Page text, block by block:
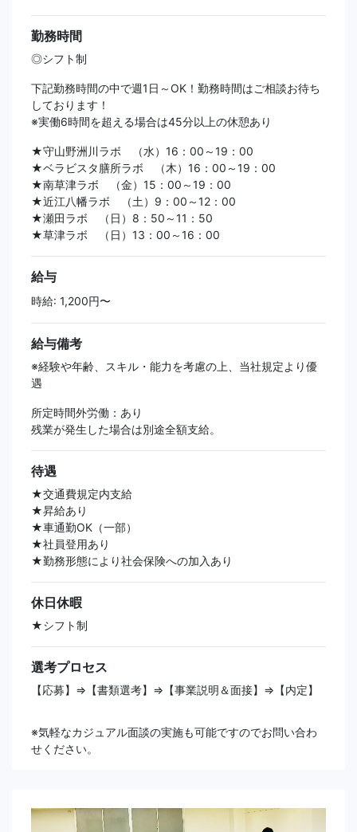
勤務時間
◎シフト制
下記勤務時間の中で週1日～OK！勤務時間はご相談お待ち
しております！
※実働6時間を超える場合は45分以上の休憩あり
★守⼭野洲川ラボ （水）16：00～19：00
★ベラビスタ膳所ラボ （木）16：00～19：00
★南草津ラボ （金）15：00～19：00
★近江⼋幡ラボ （土）9：00～12：00
★瀬⽥ラボ （日）8：50～11：50
★草津ラボ （日）13：00～16：00
給与
時給: 1,200円〜
給与備考
※経験や年齢、スキル・能力を考慮の上、当社規定より優
遇
所定時間外労働：あり
残業が発生した場合は別途全額支給。
待遇
★交通費規定内支給
★昇給あり
★車通勤OK（一部）
★社員登用あり
★勤務形態により社会保険への加入あり
休日休暇
★シフト制
選考プロセス
【応募】⇒【書類選考】⇒【事業説明＆面接】⇒【内定】
※気軽なカジュアル面談の実施も可能ですのでお問い合わ
せください。